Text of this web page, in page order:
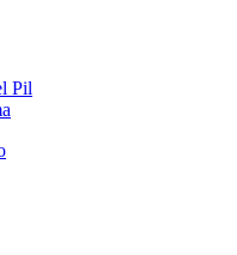
Pil